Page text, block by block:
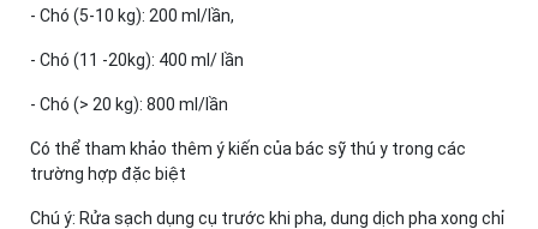
- Chó (5-10 kg): 200 ml/lần,
- Chó (11 -20kg): 400 ml/ lần
- Chó (> 20 kg): 800 ml/lần
Có thể tham khảo thêm ý kiến của bác sỹ thú y trong các
trường hợp đặc biệt
Chú ý: Rửa sạch dụng cụ trước khi pha, dung dịch pha xong chỉ